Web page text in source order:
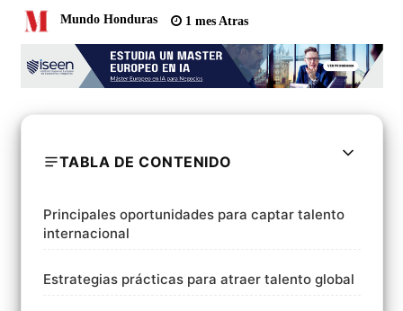
Mundo Honduras 1 mes Atras
TABLA DE CONTENIDO
Principales oportunidades para captar talento
internacional
Estrategias prácticas para atraer talento global